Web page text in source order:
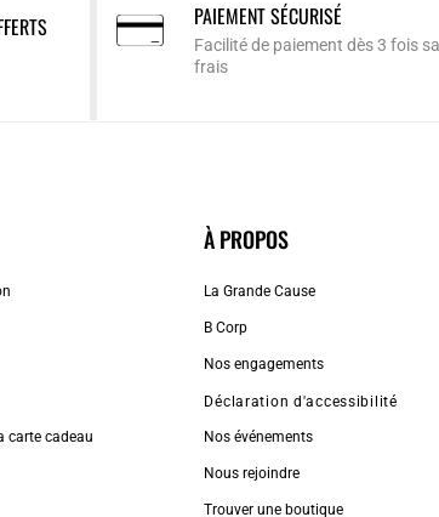
PAIEMENT SÉCURISÉ
Facilité de paiement dès 3 fois
frais
carte cadeau
À PROPOS
La Grande Cause
B Corp
Nos engagements
Déclaration d'accessibilité
Nos événements
Nous rejoindre
Trouver une boutique